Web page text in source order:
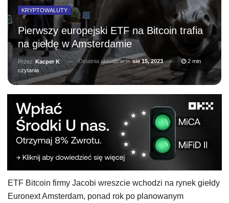
KRYPTOWALUTY
Pierwszy europejski ETF na Bitcoin trafia
na giełdę w Amsterdamie
Przez Kacper K Ostatnia aktualizacjasie 15, 2023
2 min
czytania
ETF Bitcoin firmy Jacobi wreszcie wchodzi na rynek giełdy
Euronext Amsterdam, ponad rok po planowanym